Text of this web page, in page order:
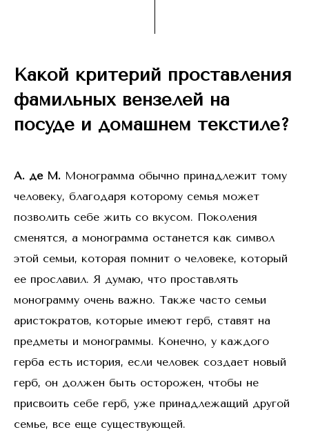
Какой критерий проставления
фамильных вензелей на
посуде и домашнем текстиле?
А. де М. Монограмма обычно принадлежит тому
человеку, благодаря которому семья может
позволить себе жить со вкусом. Поколения
сменятся, а монограмма останется как символ
этой семьи, которая помнит о человеке, который
ее прославил. Я думаю, что проставлять
монограмму очень важно. Также часто семьи
аристократов, которые имеют герб, ставят на
предметы и монограммы. Конечно, у каждого
герба есть история, если человек создает новый
герб, он должен быть осторожен, чтобы не
присвоить себе герб, уже принадлежащий другой
семье, все еще существующей.